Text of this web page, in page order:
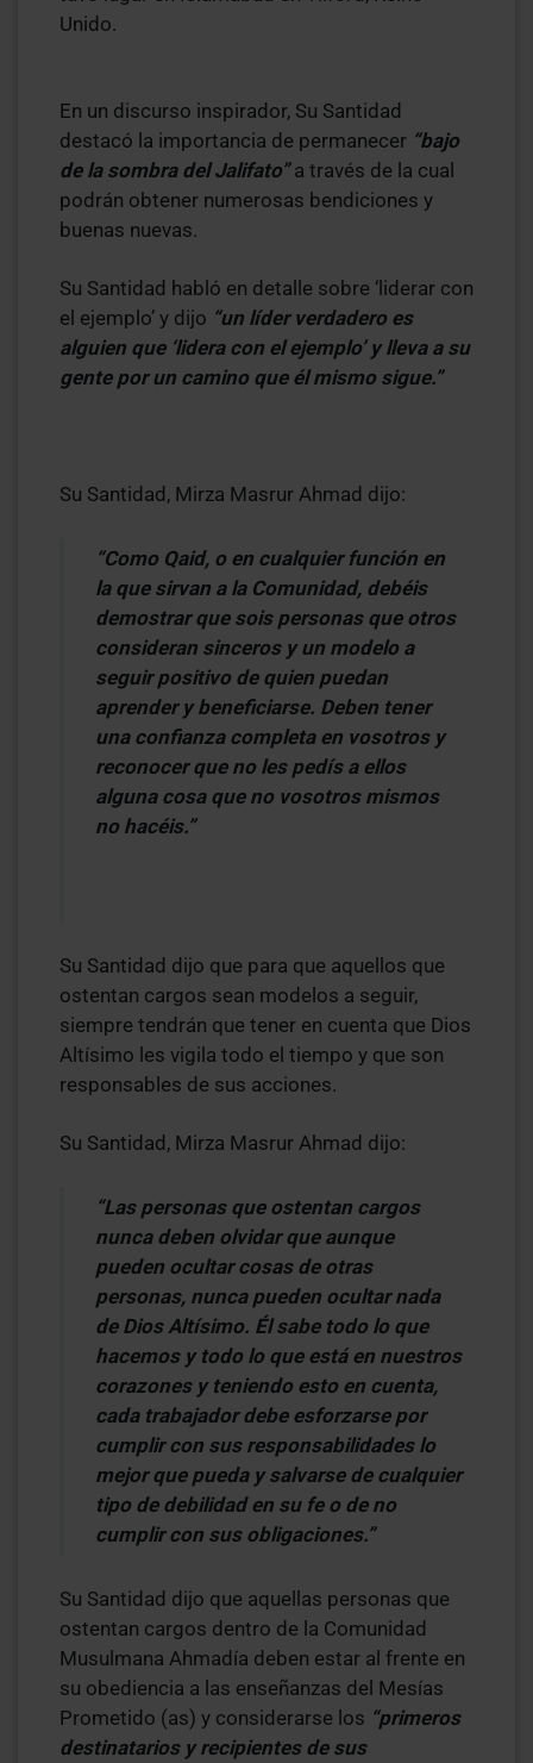
Unido.
En un discurso inspirador, Su Santidad
destacó la importancia de permanecer “bajo
de la sombra del Jalifato”a través de la cual
podrán obtener numerosas bendiciones y
buenas nuevas.
Su Santidad habló en detalle sobre ‘liderar con
el ejemplo’ y dijo “un líder verdadero es
alguien que ‘lidera con el ejemplo’ y lleva a su
gente por un camino que él mismo sigue.”
Su Santidad, Mirza Masrur Ahmad dijo:
“Como Qaid, o en cualquier función en
la que sirvan a la Comunidad, debéis
demostrar que sois personas que otros
consideran sinceros y un modelo a
seguir positivo de quien puedan
aprender y beneficiarse. Deben tener
una confianza completa en vosotros y
reconocer que no les pedís a ellos
alguna cosa que no vosotros mismos
no hacéis.”
Su Santidad dijo que para que aquellos que
ostentan cargos sean modelos a seguir,
siempre tendrán que tener en cuenta que Dios
Altísimo les vigila todo el tiempo y que son
responsables de sus acciones.
Su Santidad, Mirza Masrur Ahmad dijo:
“Las personas que ostentan cargos
nunca deben olvidar que aunque
pueden ocultar cosas de otras
personas, nunca pueden ocultar nada
de Dios Altísimo. Él sabe todo lo que
hacemos y todo lo que está en nuestros
corazones y teniendo esto en cuenta,
cada trabajador debe esforzarse por
cumplir con sus responsabilidades lo
mejor que pueda y salvarse de cualquier
tipo de debilidad en su fe o de no
cumplir con sus obligaciones.”
Su Santidad dijo que aquellas personas que
ostentan cargos dentro de la Comunidad
Musulmana Ahmadía deben estar al frente en
su obediencia a las enseñanzas del Mesías
Prometido (as) y considerarse los “primeros
destinatarios y recipientes de sus